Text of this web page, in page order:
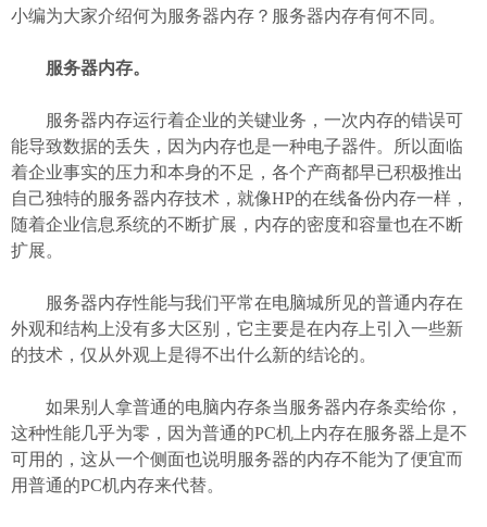
小编为大家介绍何为服务器内存？服务器内存有何不同。
服务器内存。
服务器内存运行着企业的关键业务，一次内存的错误可
能导致数据的丢失，因为内存也是一种电子器件。所以面临
着企业事实的压力和本身的不足，各个产商都早已积极推出
自己独特的服务器内存技术，就像HP的在线备份内存一样，
随着企业信息系统的不断扩展，内存的密度和容量也在不断
扩展。
服务器内存性能与我们平常在电脑城所见的普通内存在
外观和结构上没有多大区别，它主要是在内存上引入一些新
的技术，仅从外观上是得不出什么新的结论的。
如果别人拿普通的电脑内存条当服务器内存条卖给你，
这种性能几乎为零，因为普通的PC机上内存在服务器上是不
可用的，这从一个侧面也说明服务器的内存不能为了便宜而
用普通的PC机内存来代替。